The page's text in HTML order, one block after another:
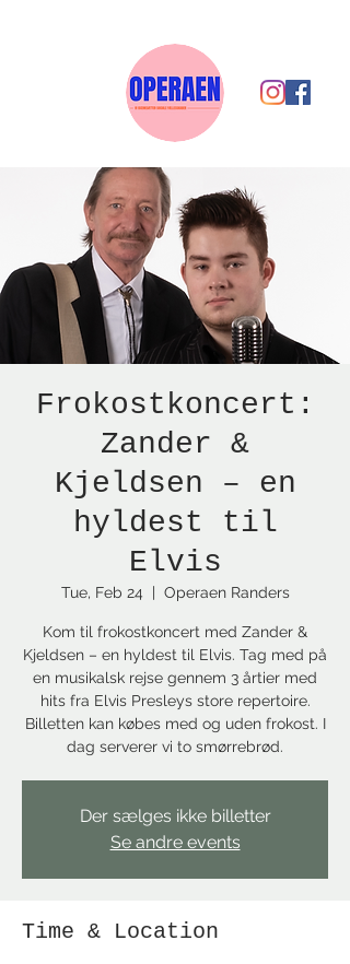
Frokostkoncert:
Zander &
Kjeldsen – en
hyldest til
Elvis
Tue, Feb 24
  |
Operaen Randers
Kom til frokostkoncert med Zander &
Kjeldsen – en hyldest til Elvis. Tag med på
en musikalsk rejse gennem 3 årtier med
hits fra Elvis Presleys store repertoire.
Billetten kan købes med og uden frokost. I
dag serverer vi to smørrebrød.
Der sælges ikke billetter
Se andre events
Time & Location